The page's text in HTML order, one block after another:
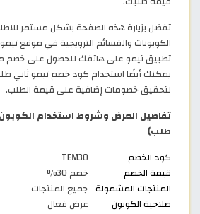
تفضل بزيارة هذه الصفحة بشكل مستمر
الكوبونات والقسائم الترويجية في موقع
تطبيق تيمو على هاتفك للحصول على خصم
يمكنك أيضًا استخدام كود خصم تيمو ثاني
لتحقيق خصومات إضافية على قيمة الطلب.
تفاصيل العرض وشروط استخدام
طلب)
كود الخصم
TEM30
قيمة الخصم
خصم 30%
المنتجات المشمولة جميع المنتجات
صلاحية الكوبون
عرض فعال